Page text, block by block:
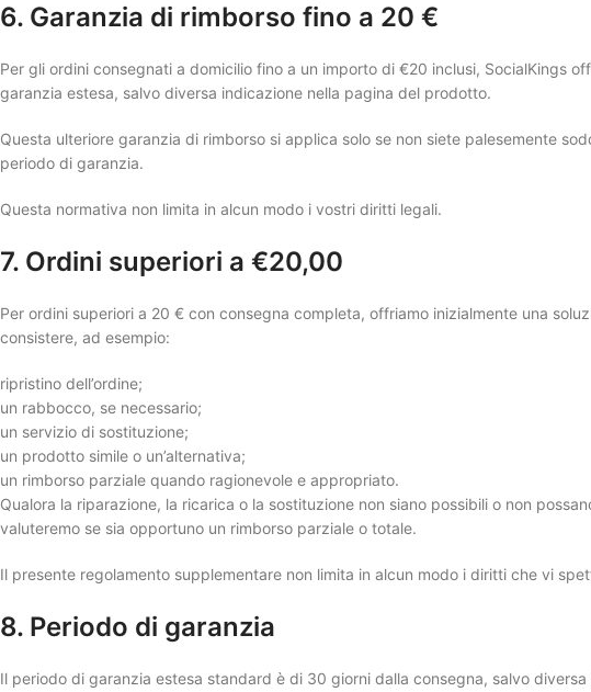
6. Garanzia di rimborso fino a 20 €
Per gli ordini consegnati a domicilio fino a un importo di €20 inclusi, SocialKings
garanzia estesa, salvo diversa indicazione nella pagina del prodotto.
Questa ulteriore garanzia di rimborso si applica solo se non siete palesemente
periodo di garanzia.
Questa normativa non limita in alcun modo i vostri diritti legali.
7. Ordini superiori a €20,00
Per ordini superiori a 20 € con consegna completa, offriamo inizialmente una
consistere, ad esempio:
ripristino dell’ordine;
un rabbocco, se necessario;
un servizio di sostituzione;
un prodotto simile o un’alternativa;
un rimborso parziale quando ragionevole e appropriato.
Qualora la riparazione, la ricarica o la sostituzione non siano possibili o non
valuteremo se sia opportuno un rimborso parziale o totale.
Il presente regolamento supplementare non limita in alcun modo i diritti che vi
8. Periodo di garanzia
Il periodo di garanzia estesa standard è di 30 giorni dalla consegna, salvo